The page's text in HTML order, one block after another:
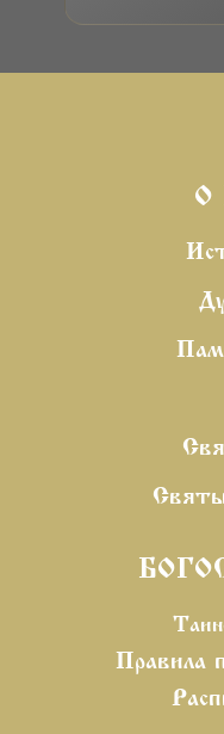
О
Правила